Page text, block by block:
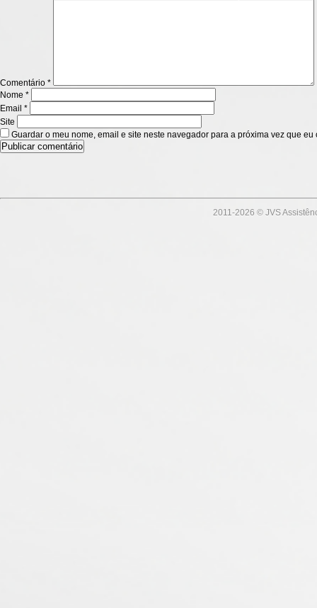
Comentário *
Nome *
Email *
Site
Guardar o meu nome, email e site neste navegador para a próxima vez que eu
2011-2026 © JVS